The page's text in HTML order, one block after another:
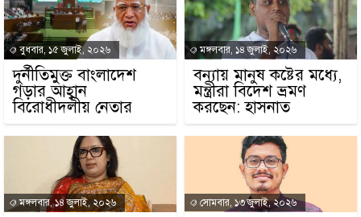
বুধবার, ১৫ জুলাই, ২০২৬
দুর্নীতিমুক্ত বাংলাদেশ
গড়ার আহ্বান
বিরোধীদলীয় নেতার
মঙ্গলবার, ১৪ জুলাই, ২০২৬
বন্যায় মানুষ কষ্টের মধ্যে,
মন্ত্রীরা বিদেশ ভ্রমণ
করছেন: হাসনাত
মঙ্গলবার, ১৪ জুলাই, ২০২৬ সোমবার, ১৩ জুলাই, ২০২৬